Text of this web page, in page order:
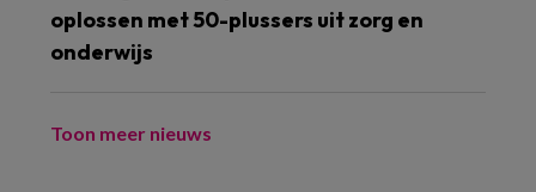
oplossen met 50-plussers uit zorg en
onderwijs
Toon meer nieuws